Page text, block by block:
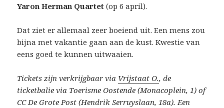
Yaron Herman Quartet (op 6 april).
Dat ziet er allemaal zeer boeiend uit. Een mens zou
bijna met vakantie gaan aan de kust. Kwestie van
eens goed te kunnen uitwaaien.
Tickets zijn verkrijgbaar via Vrijstaat O., de
ticketbalie via Toerisme Oostende (Monacoplein, 1) of
CC De Grote Post (Hendrik Serruyslaan, 18a). Een